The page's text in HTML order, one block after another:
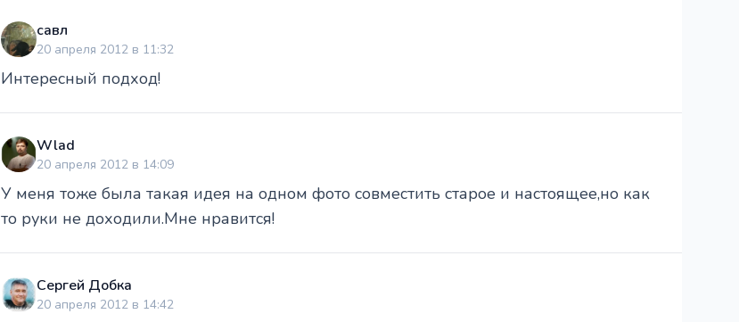
савл
20 апреля 2012 в 11:32
Интересный подход!
Wlad
20 апреля 2012 в 14:09
У меня тоже была такая идея на одном фото совместить старое и настоящее,но как
то руки не доходили.Мне нравится!
Сергей Добка
20 апреля 2012 в 14:42